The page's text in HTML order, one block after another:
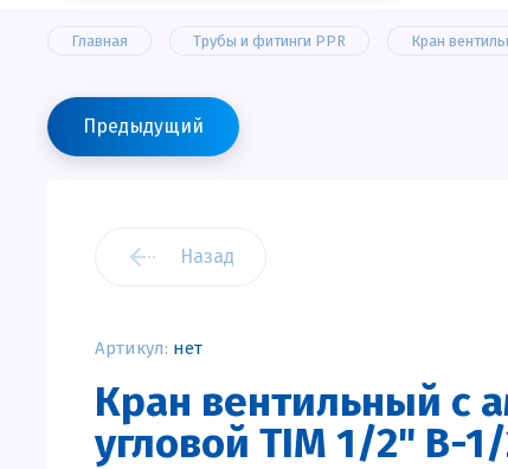
Главная Трубы и фитинги PPR Кран
Предыдущий
Назад
Артикул: нет
Кран вентильный с
угловой TIM 1/2" В-